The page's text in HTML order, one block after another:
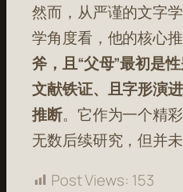
然而，从严谨的文字
学角度看，他的核心
斧，且“父母”最初是
文献铁证、且字形演
推断。它作为一个精
无数后续研究，但并
Post Views: 153